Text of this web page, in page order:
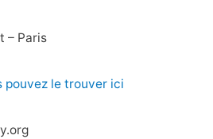
– Paris
le trouver ici